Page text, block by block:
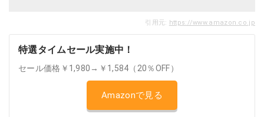
引用元: https://www.amazon.co.jp
特選タイムセール実施中！
セール価格￥1,980→￥1,584（20％OFF）
Amazonで見る